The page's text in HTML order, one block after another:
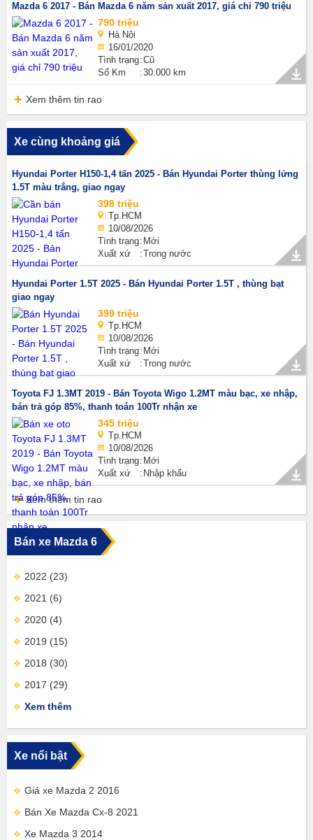
Mazda 6 2017 - Bán Mazda 6 năm sản xuất 2017, giá chỉ 790 triệu
790 triệu
Hà Nội
16/01/2020
Tình trạng Cũ
Số Km
30.000 km
Xem thêm tin rao
Xe cùng khoảng giá
Hyundai Porter H150-1,4 tấn 2025 - Bán Hyundai Porter thùng lửng
1.5T màu trắng, giao ngay
398 triệu
Tp.HCM
10/08/2026
Tình trạng Mới
Xuất xứ
Trong nước
Hyundai Porter 1.5T 2025 - Bán Hyundai Porter 1.5T , thùng bạt
giao ngay
399 triệu
Tp.HCM
10/08/2026
Tình trạng Mới
Xuất xứ
Trong nước
Toyota FJ 1.3MT 2019 - Bán Toyota Wigo 1.2MT màu bạc, xe nhập,
bán trả góp 85%, thanh toán 100Tr nhận xe
345 triệu
Tp.HCM
10/08/2026
Tình trạng Mới
Xuất xứ
Nhập khẩu
Xem thêm tin rao
Bán xe Mazda 6
2022 (23)
2021 (6)
2020 (4)
2019 (15)
2018 (30)
2017 (29)
Xem thêm
Xe nổi bật
Giá xe Mazda 2 2016
Bán Xe Mazda Cx-8 2021
Xe Mazda 3 2014